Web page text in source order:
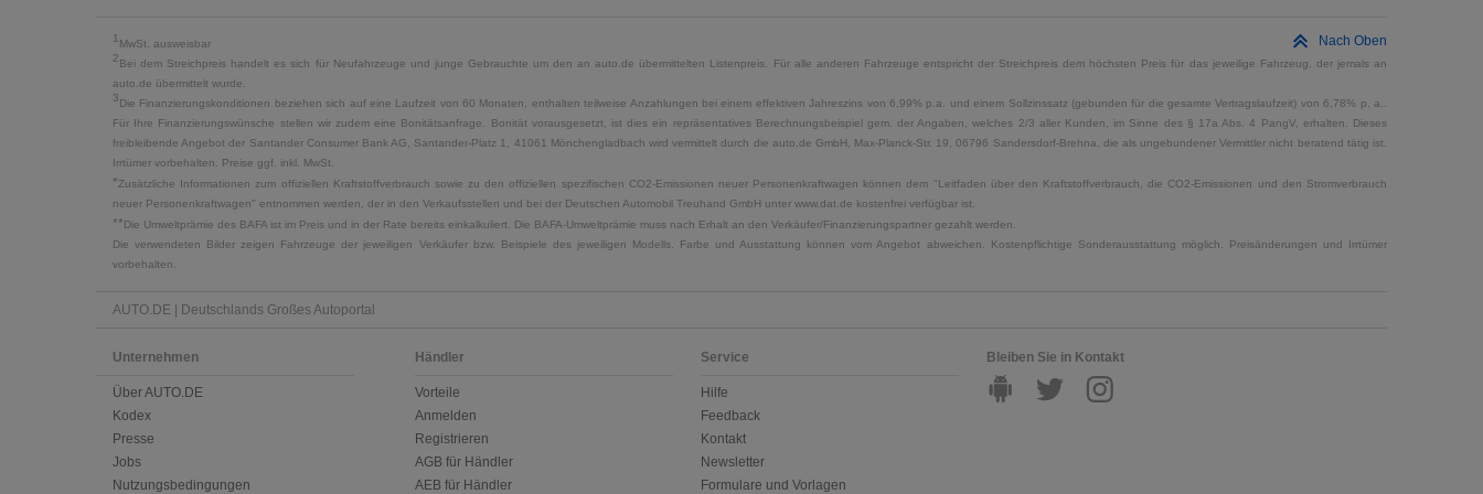
Nach Oben
1 MwSt. ausweisbar
2Bei dem Streichpreis handelt es sich für Neufahrzeuge und junge Gebrauchte um den an auto.de übermittelten Listenpreis. Für alle anderen Fahrzeuge entspricht der Streichpreis dem höchsten Preis für das jeweilige Fahrzeug, der jemals an
auto.de übermittelt wurde.
3Die Finanzierungskonditionen beziehen sich auf eine Laufzeit von 60 Monaten, enthalten teilweise Anzahlungen bei einem effektiven Jahreszins von 6,99% p.a. und einem Sollzinssatz (gebunden für die gesamte Vertragslaufzeit) von 6,78% p. a..
Für Ihre Finanzierungswünsche stellen wir zudem eine Bonitätsanfrage. Bonität vorausgesetzt, ist dies ein repräsentatives Berechnungsbeispiel gem. der Angaben, welches 2/3 aller Kunden, im Sinne des § 17a Abs. 4 PangV, erhalten. Dieses
freibleibende Angebot der Santander Consumer Bank AG, Santander-Platz 1, 41061 Mönchengladbach wird vermittelt durch die auto.de GmbH, Max-Planck-Str. 19, 06796 Sandersdorf-Brehna, die als ungebundener Vermittler nicht beratend tätig ist.
Irrtümer vorbehalten. Preise ggf. inkl. MwSt.
*Zusätzliche Informationen zum offiziellen Kraftstoffverbrauch sowie zu den offiziellen spezifischen CO2-Emissionen neuer Personenkraftwagen können dem "Leitfaden über den Kraftstoffverbrauch, die CO2-Emissionen und den Stromverbrauch
neuer Personenkraftwagen" entnommen werden, der in den Verkaufsstellen und bei der Deutschen Automobil Treuhand GmbH unter www.dat.de kostenfrei verfügbar ist.
**Die Umweltprämie des BAFA ist im Preis und in der Rate bereits einkalkuliert. Die BAFA-Umweltprämie muss nach Erhalt an den Verkäufer/Finanzierungspartner gezahlt werden.
Die verwendeten Bilder zeigen Fahrzeuge der jeweiligen Verkäufer bzw. Beispiele des jeweiligen Modells. Farbe und Ausstattung können vom Angebot abweichen. Kostenpflichtige Sonderausstattung möglich. Preisänderungen und Irrtümer
vorbehalten.
AUTO.DE | Deutschlands Großes Autoportal
Unternehmen
Über AUTO.DE
Kodex
Presse
Jobs
Nutzungsbedingungen
Händler
Vorteile
Anmelden
Registrieren
AGB für Händler
AEB für Händler
Service
Hilfe
Feedback
Kontakt
Newsletter
Formulare und Vorlagen
Bleiben Sie in Kontakt